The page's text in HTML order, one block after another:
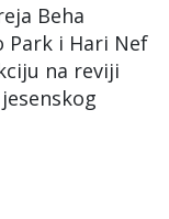
Beha
Park i Hari Nef
na reviji